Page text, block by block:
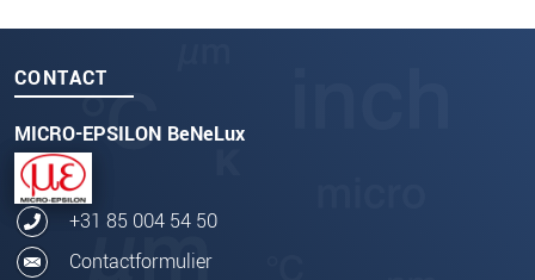
CONTACT
MICRO-EPSILON BeNeLux
+31 85 004 54 50
Contactformulier